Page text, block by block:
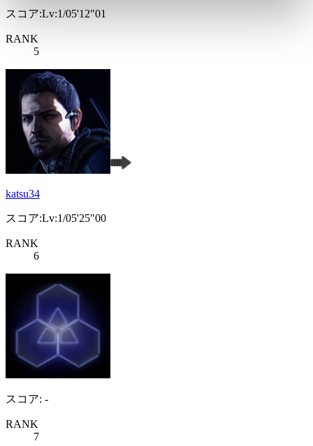
スコア:Lv:1/05'12"01
RANK
5
katsu34
スコア:Lv:1/05'25"00
RANK
6
スコア: -
RANK
7